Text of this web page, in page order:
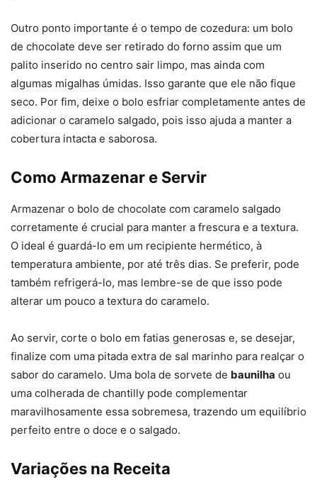
Outro ponto importante é o tempo de cozedura: um bolo
de chocolate deve ser retirado do forno assim que um
palito inserido no centro sair limpo, mas ainda com
algumas migalhas úmidas. Isso garante que ele não fique
seco. Por fim, deixe o bolo esfriar completamente antes de
adicionar o caramelo salgado, pois isso ajuda a manter a
cobertura intacta e saborosa.
Como Armazenar e Servir
Armazenar o bolo de chocolate com caramelo salgado
corretamente é crucial para manter a frescura e a textura.
O ideal é guardá-lo em um recipiente hermético, à
temperatura ambiente, por até três dias. Se preferir, pode
também refrigerá-lo, mas lembre-se de que isso pode
alterar um pouco a textura do caramelo.
Ao servir, corte o bolo em fatias generosas e, se desejar,
finalize com uma pitada extra de sal marinho para realçar o
sabor do caramelo. Uma bola de sorvete de baunilha ou
uma colherada de chantilly pode complementar
maravilhosamente essa sobremesa, trazendo um equilíbrio
perfeito entre o doce e o salgado.
Variações na Receita